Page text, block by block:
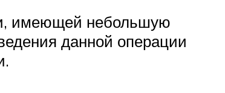
имеющей небольшую
данной операции